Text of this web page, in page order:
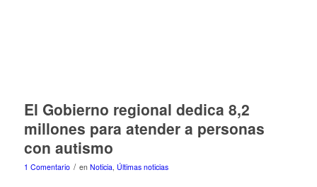
El Gobierno regional dedica 8,2
millones para atender a personas
con autismo
1 Comentario / en Noticia Últimas noticias